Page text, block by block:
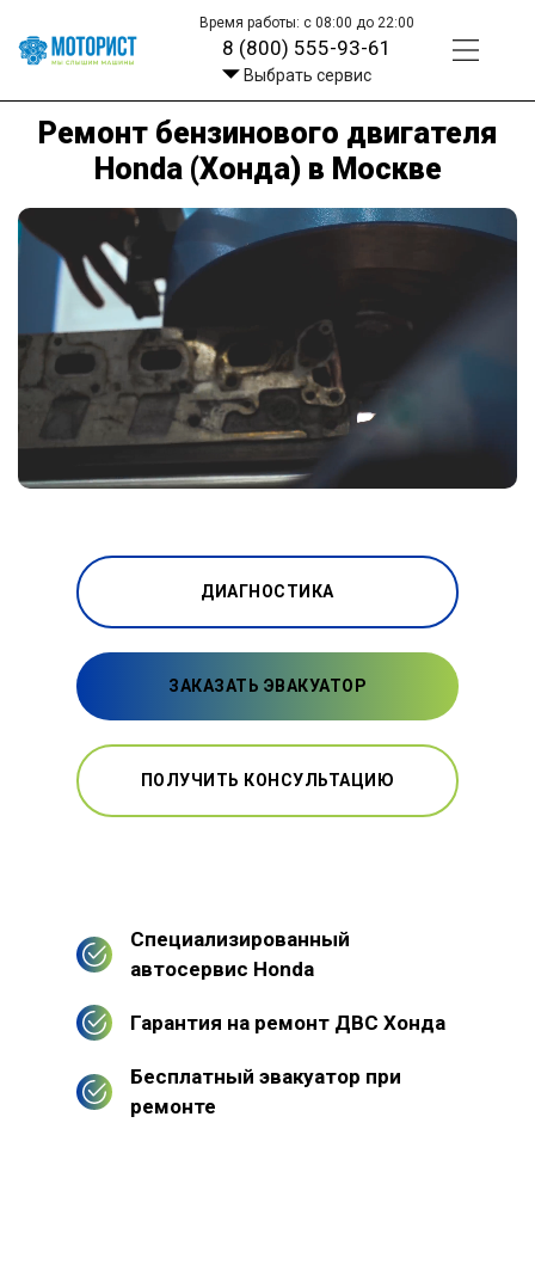
Время работы: с 08:00 до 22:00
8 (800) 555-93-61
Выбрать сервис
Ремонт бензинового двигателя
Honda (Хонда) в Москве
ДИАГНОСТИКА
ЗАКАЗАТЬ ЭВАКУАТОР
ПОЛУЧИТЬ КОНСУЛЬТАЦИЮ
Специализированный
автосервис Honda
Гарантия на ремонт ДВС Хонда
Бесплатный эвакуатор при
ремонте